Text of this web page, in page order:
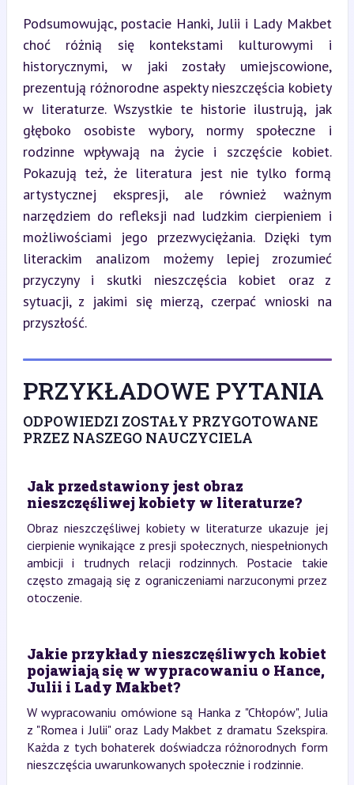
Podsumowując, postacie Hanki, Julii i Lady Makbet
choć różnią się kontekstami kulturowymi i
historycznymi, w jaki zostały umiejscowione,
prezentują różnorodne aspekty nieszczęścia kobiety
w literaturze. Wszystkie te historie ilustrują, jak
głęboko osobiste wybory, normy społeczne i
rodzinne wpływają na życie i szczęście kobiet.
Pokazują też, że literatura jest nie tylko formą
artystycznej ekspresji, ale również ważnym
narzędziem do refleksji nad ludzkim cierpieniem i
możliwościami jego przezwyciężania. Dzięki tym
literackim analizom możemy lepiej zrozumieć
przyczyny i skutki nieszczęścia kobiet oraz z
sytuacji, z jakimi się mierzą, czerpać wnioski na
przyszłość.
PRZYKŁADOWE PYTANIA
ODPOWIEDZI ZOSTAŁY PRZYGOTOWANE
PRZEZ NASZEGO NAUCZYCIELA
Jak przedstawiony jest obraz
nieszczęśliwej kobiety w literaturze?
Obraz nieszczęśliwej kobiety w literaturze ukazuje jej
cierpienie wynikające z presji społecznych, niespełnionych
ambicji i trudnych relacji rodzinnych. Postacie takie
często zmagają się z ograniczeniami narzuconymi przez
otoczenie.
Jakie przykłady nieszczęśliwych kobiet
pojawiają się w wypracowaniu o Hance,
Julii i Lady Makbet?
W wypracowaniu omówione są Hanka z "Chłopów", Julia
z "Romea i Julii" oraz Lady Makbet z dramatu Szekspira.
Każda z tych bohaterek doświadcza różnorodnych form
nieszczęścia uwarunkowanych społecznie i rodzinnie.